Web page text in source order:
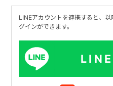
LINEアカウントを連携すると、
グインができます。